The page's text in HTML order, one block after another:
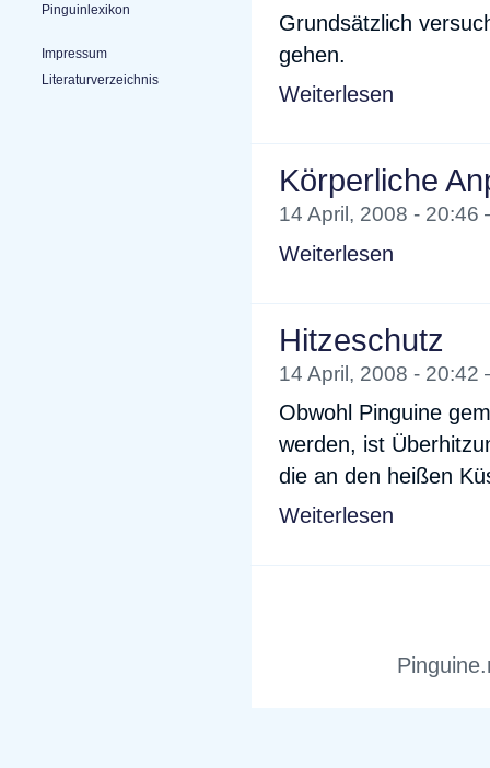
Pinguinlexikon
Impressum
Literaturverzeichnis
Grundsätzlich
gehen.
Weiterlesen
Körperliche
14 April, 2008 - 20:46
Weiterlesen
Hitzeschutz
14 April, 2008 - 20:42
Obwohl Pinguine
werden, ist
die an den heißen
Weiterlesen